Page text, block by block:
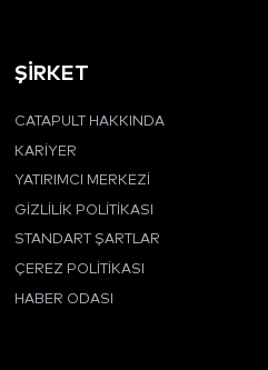
ŞİRKET
CATAPULT HAKKINDA
KARIYER
YATIRIMCI MERKEZI
GIZLILIK POLITIKASI
STANDART ŞARTLAR
ÇEREZ POLITIKASI
HABER ODASI